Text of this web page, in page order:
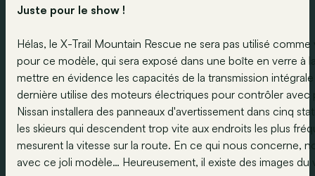
Juste pour le show !
Hélas, le X-Trail Mountain Rescue ne sera pas utilisé
pour ce modèle, qui sera exposé dans une boîte en verre à
mettre en évidence les capacités de la transmission
dernière utilise des moteurs électriques pour contrôler
Nissan installera des panneaux d'avertissement dans cinq
les skieurs qui descendent trop vite aux endroits les plus
mesurent la vitesse sur la route. En ce qui nous concerne,
avec ce joli modèle… Heureusement, il existe des images